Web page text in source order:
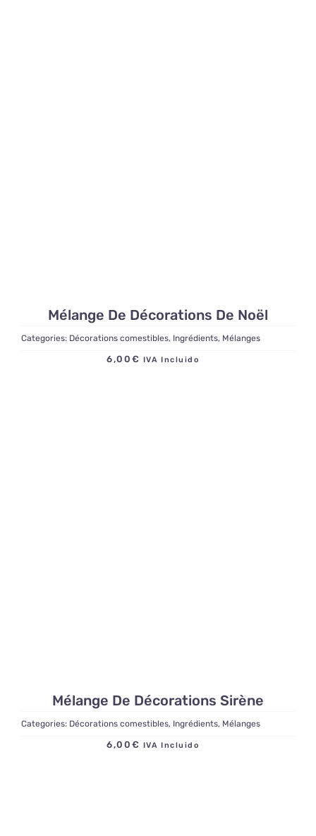
Mélange De Décorations De Noël
Categories: Décorations comestibles, Ingrédients, Mélanges
6,00 € IVA Incluido
Mélange De Décorations Sirène
Categories: Décorations comestibles, Ingrédients, Mélanges
6,00 € IVA Incluido